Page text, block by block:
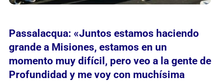
Passalacqua: «Juntos estamos haciendo
grande a Misiones, estamos en un
momento muy difícil, pero veo a la gente de
Profundidad y me voy con muchísima